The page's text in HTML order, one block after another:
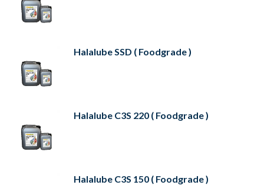
Halalube SSD ( Foodgrade )
Halalube C3S 220 ( Foodgrade )
Halalube C3S 150 ( Foodgrade )